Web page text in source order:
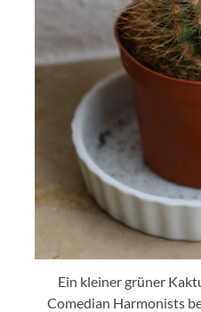
Ein kleiner grüner
Comedian Harmonists